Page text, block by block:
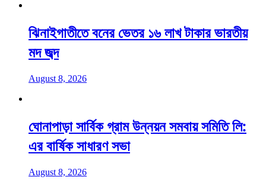
ঝিনাইগাতীতে বনের ভেতর ১৬ লাখ টাকার ভারতীয়
মদ জব্দ
August 8, 2026
ঘোনাপাড়া সার্বিক গ্রাম উন্নয়ন সমবায় সমিতি লি:
এর বার্ষিক সাধারণ সভা
August 8, 2026